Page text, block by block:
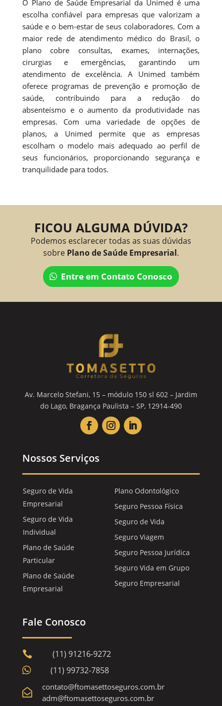
O Plano de Saúde Empresarial da Unimed é uma
escolha confiável para empresas que valorizam a
saúde e o bem-estar de seus colaboradores. Com a
maior rede de atendimento médico do Brasil, o
plano cobre consultas, exames, internações,
cirurgias e emergências, garantindo um
atendimento de excelência. A Unimed também
oferece programas de prevenção e promoção de
saúde, contribuindo para a redução do
absenteísmo e o aumento da produtividade nas
empresas. Com uma variedade de opções de
planos, a Unimed permite que as empresas
escolham o modelo mais adequado ao perfil de
seus funcionários, proporcionando segurança e
tranquilidade para todos.
FICOU ALGUMA DÚVIDA?
Podemos esclarecer todas as suas dúvidas
sobre Plano de Saúde Empresarial.
Entre em Contato Conosco
Av. Marcelo Stefani, 15 – módulo 150 sl 602 – Jardim
do Lago, Bragança Paulista – SP, 12914-490
Nossos Serviços
Seguro de Vida
Empresarial
Seguro de Vida
Individual
Plano de Saúde
Particular
Plano de Saúde
Empresarial
Plano Odontológico
Seguro Pessoa Física
Seguro de Vida
Seguro Viagem
Seguro Pessoa Jurídica
Seguro Vida em Grupo
Seguro Empresarial
Fale Conosco
 (11) 91216-9272
 (11) 99732-7858

contato@ftomasettoseguros.com.br
adm@ftomasettoseguros.com.br